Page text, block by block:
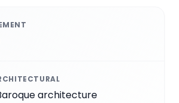
architecture